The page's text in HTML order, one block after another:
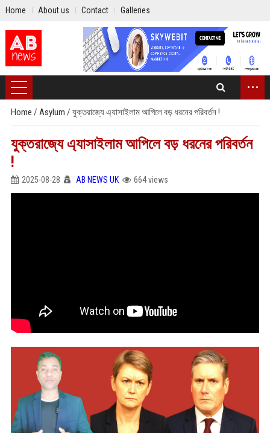
Home About us Contact Galleries
...
Home / Asylum / যুক্তরাজ্যে এ‍্যাসাইলাম আপিলে বড় ধরনের পরিবর্তন !
যুক্তরাজ্যে এ‍্যাসাইলাম আপিলে বড় ধরনের পরিবর্তন
!
2025-08-28 AB NEWS UK 664 views